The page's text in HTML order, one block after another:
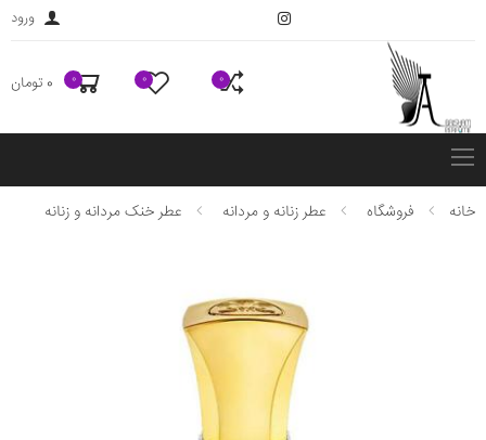
ورود
0
0
0 0 تومان
فهرست
خانه فروشگاه عطر زنانه و مردانه عطر خنک مردانه و زنانه